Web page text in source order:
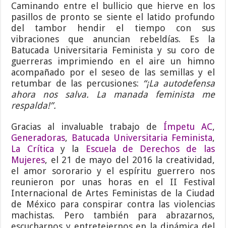
Caminando entre el bullicio que hierve en los
pasillos de pronto se siente el latido profundo
del tambor hendir el tiempo con sus
vibraciones que anuncian rebeldías. Es la
Batucada Universitaria Feminista y su coro de
guerreras imprimiendo en el aire un himno
acompañado por el seseo de las semillas y el
retumbar de las percusiones: “¡La autodefensa
ahora nos salva. La manada feminista me
respalda!”.
Gracias al invaluable trabajo de Ímpetu AC,
Generadoras, Batucada Universitaria Feminista,
La Crítica y la
Escuela de Derechos de las
Mujeres, el 21 de mayo del 2016 la creatividad,
el amor sororario y el espíritu guerrero nos
reunieron por unas horas en el II Festival
Internacional de Artes Feministas de la Ciudad
de México para conspirar contra las violencias
machistas. Pero también para abrazarnos,